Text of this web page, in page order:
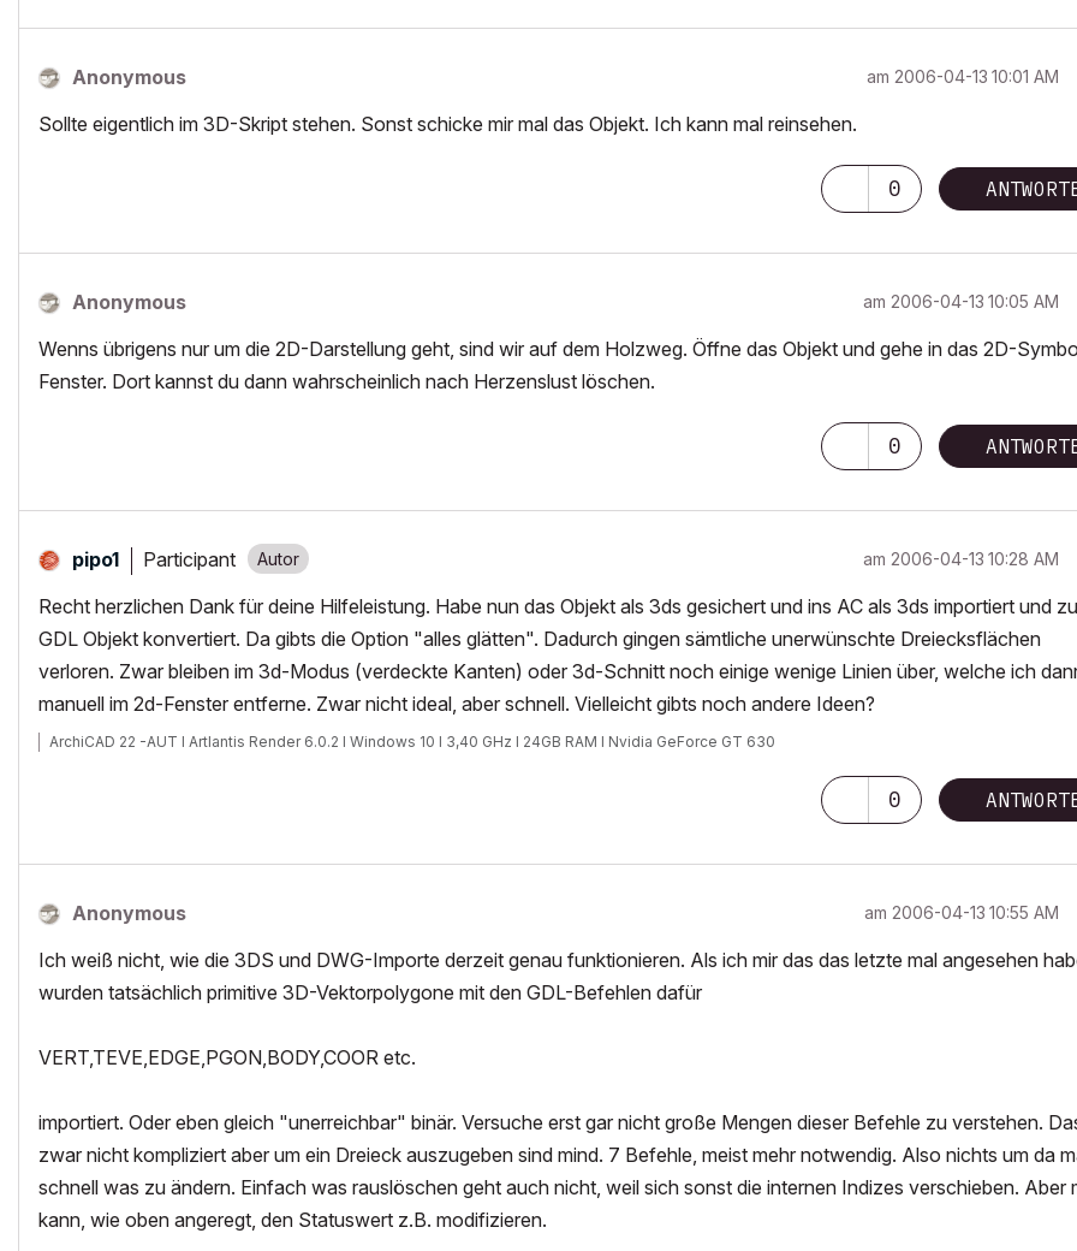
Anonymous am ‎2006-04-13 10:01 AM
Sollte eigentlich im 3D-Skript stehen. Sonst schicke mir mal das Objekt. Ich kann mal reinsehen.
0
Anonymous am ‎2006-04-13 10:05 AM
Wenns übrigens nur um die 2D-Darstellung geht, sind wir auf dem Holzweg. Öffne das Objekt und gehe in das 2D-
Fenster. Dort kannst du dann wahrscheinlich nach Herzenslust löschen.
0
pipo1 Participant am ‎2006-04-13 10:28 AM
Recht herzlichen Dank für deine Hilfeleistung. Habe nun das Objekt als 3ds gesichert und ins AC als 3ds importiert und zu
GDL Objekt konvertiert. Da gibts die Option "alles glätten". Dadurch gingen sämtliche unerwünschte Dreiecksflächen
verloren. Zwar bleiben im 3d-Modus (verdeckte Kanten) oder 3d-Schnitt noch einige wenige Linien über, welche ich
manuell im 2d-Fenster entferne. Zwar nicht ideal, aber schnell. Vielleicht gibts noch andere Ideen?
ArchiCAD 22 -AUT I Artlantis Render 6.0.2 I Windows 10 I 3,40 GHz I 24GB RAM I Nvidia GeForce GT 630
0
Anonymous am ‎2006-04-13 10:55 AM
Ich weiß nicht, wie die 3DS und DWG-Importe derzeit genau funktionieren. Als ich mir das das letzte mal angesehen
wurden tatsächlich primitive 3D-Vektorpolygone mit den GDL-Befehlen dafür
VERT,TEVE,EDGE,PGON,BODY,COOR etc.
importiert. Oder eben gleich "unerreichbar" binär. Versuche erst gar nicht große Mengen dieser Befehle zu verstehen.
zwar nicht kompliziert aber um ein Dreieck auszugeben sind mind. 7 Befehle, meist mehr notwendig. Also nichts um da
schnell was zu ändern. Einfach was rauslöschen geht auch nicht, weil sich sonst die internen Indizes verschieben. Aber
kann, wie oben angeregt, den Statuswert z.B. modifizieren.